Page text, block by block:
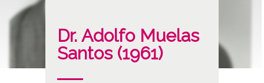
Dr. Adolfo Muelas
Santos (1961)